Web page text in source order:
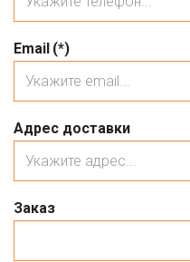
Email (*)
Адрес доставки
Заказ